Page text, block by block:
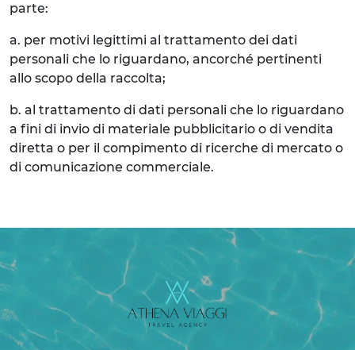
parte:
a. per motivi legittimi al trattamento dei dati
personali che lo riguardano, ancorché pertinenti
allo scopo della raccolta;
b. al trattamento di dati personali che lo riguardano
a fini di invio di materiale pubblicitario o di vendita
diretta o per il compimento di ricerche di mercato o
di comunicazione commerciale.